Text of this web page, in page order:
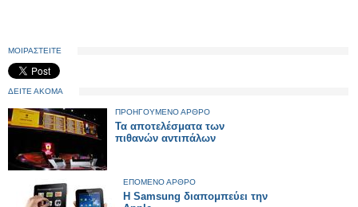
ΜΟΙΡΑΣΤΕΙΤΕ
ΔΕΙΤΕ ΑΚΟΜΑ
ΠΡΟΗΓΟΥΜΕΝΟ ΑΡΘΡΟ
Τα αποτελέσματα των
πιθανών αντιπάλων
ΕΠΟΜΕΝΟ ΑΡΘΡΟ
H Samsung διαπομπεύει την